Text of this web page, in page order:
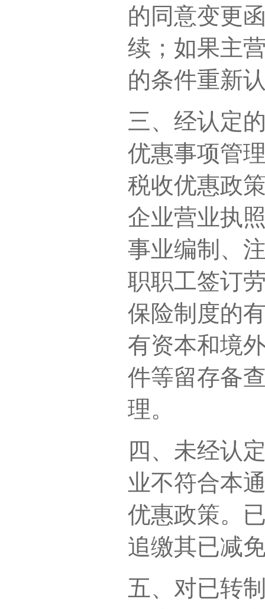
的同意变更
续；如果主
的条件重新
三、经认定
优惠事项管
税收优惠政
企业营业执
事业编制、
职职工签订
保险制度的
有资本和境
件等留存备
理。
四、未经认
业不符合本
优惠政策。
追缴其已减
五、对已转